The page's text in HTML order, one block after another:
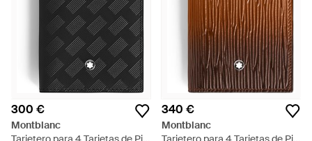
300 €
Montblanc
340 €
Montblanc